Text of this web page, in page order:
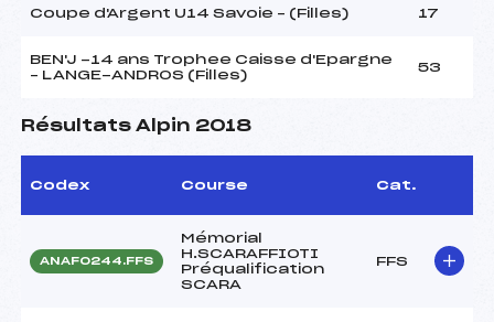
Coupe d'Argent U14 Savoie – (Filles) 17
BEN'J -14 ans Trophee Caisse d'Epargne
– LANGE-ANDROS (Filles)
53
Résultats Alpin 2018
Codex Course Cat.
ANAF0244.FFS
Mémorial
H.SCARAFFIOTI
Préqualification
SCARA
FFS